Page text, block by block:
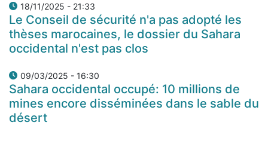
18/11/2025 - 21:33
Le Conseil de sécurité n'a pas adopté les
thèses marocaines, le dossier du Sahara
occidental n'est pas clos
09/03/2025 - 16:30
Sahara occidental occupé: 10 millions de
mines encore disséminées dans le sable du
désert